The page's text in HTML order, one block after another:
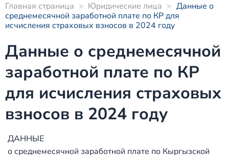
Главная страница > Юридические лица > Данные о
среднемесячной заработной плате по КР для
исчисления страховых взносов в 2024 году
Данные о среднемесячной
заработной плате по КР
для исчисления страховых
взносов в 2024 году
ДАННЫЕ
о среднемесячной заработной плате по Кыргызской